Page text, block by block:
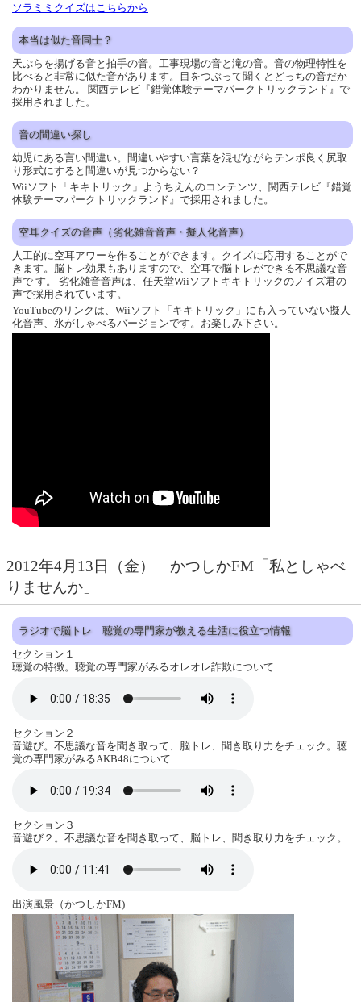
ソラミミクイズはこちらから
本当は似た音同士？
天ぷらを揚げる音と拍手の音。工事現場の音と滝の音。音の物理特性を
比べると非常に似た音があります。目をつぶって聞くとどっちの音だか
わかりません。 関西テレビ『錯覚体験テーマパークトリックランド』で
採用されました。
音の間違い探し
幼児にある言い間違い。間違いやすい言葉を混ぜながらテンポ良く尻取
り形式にすると間違いが見つからない？
Wiiソフト「キキトリック」ようちえんのコンテンツ、関西テレビ『錯覚
体験テーマパークトリックランド』で採用されました。
空耳クイズの音声（劣化雑音音声・擬人化音声）
人工的に空耳アワーを作ることができます。クイズに応用することがで
きます。脳トレ効果もありますので、空耳で脳トレができる不思議な音
声で す。 劣化雑音音声は、任天堂Wiiソフトキキトリックのノイズ君の
声で採用されています。
YouTubeのリンクは、Wiiソフト「キキトリック」にも入っていない擬人
化音声、氷がしゃべるバージョンです。お楽しみ下さい。
2012年4月13日（金） かつしかFM「私としゃべ
りませんか」
ラジオで脳トレ 聴覚の専門家が教える生活に役立つ情報
セクション１
聴覚の特徴。聴覚の専門家がみるオレオレ詐欺について
セクション２
音遊び。不思議な音を聞き取って、脳トレ、聞き取り力をチェック。聴
覚の専門家がみるAKB48について
セクション３
音遊び２。不思議な音を聞き取って、脳トレ、聞き取り力をチェック。
出演風景（かつしかFM)